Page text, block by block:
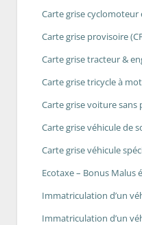
Carte grise cyclomoteur
Carte grise provisoire
Carte grise tracteur &
Carte grise tricycle à
Carte grise voiture sans
Carte grise véhicule de
Carte grise véhicule
Ecotaxe – Bonus Malus
Immatriculation d’un
Immatriculation d’un